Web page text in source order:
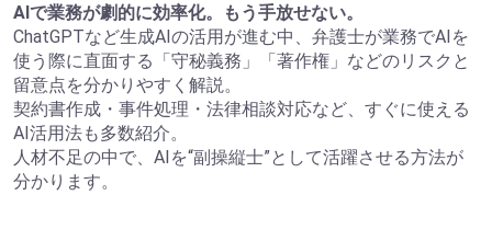
AIで業務が劇的に効率化。もう手放せない。
ChatGPTなど生成AIの活用が進む中、弁護士が業務でAIを
使う際に直面する「守秘義務」「著作権」などのリスクと
留意点を分かりやすく解説。
契約書作成・事件処理・法律相談対応など、すぐに使える
AI活用法も多数紹介。
人材不足の中で、AIを“副操縦士”として活躍させる方法が
分かります。